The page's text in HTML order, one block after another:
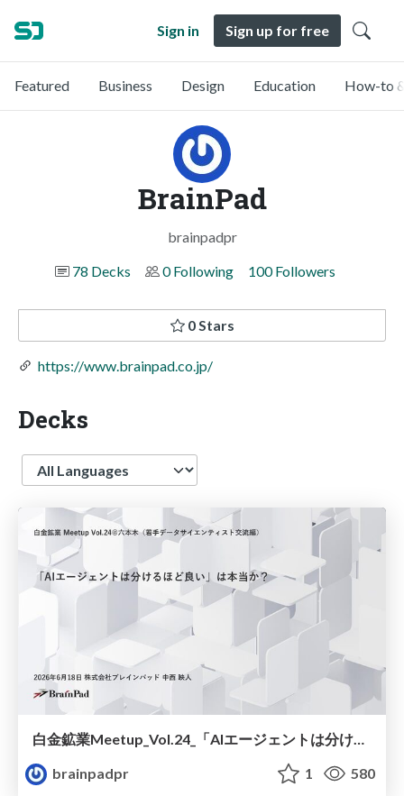
Sign in Sign up for free
Featured Business Design Education How-to
BrainPad
brainpadpr
78 Decks
0 Following 100 Followers
0 Stars
https://www.brainpad.co.jp/
Decks
Language
白金鉱業Meetup_Vol.24_「AIエージェントは分けるほど良い」は本当か？ / Is it true that “the more you divide AI agents, the better”?
brainpadpr
1 580